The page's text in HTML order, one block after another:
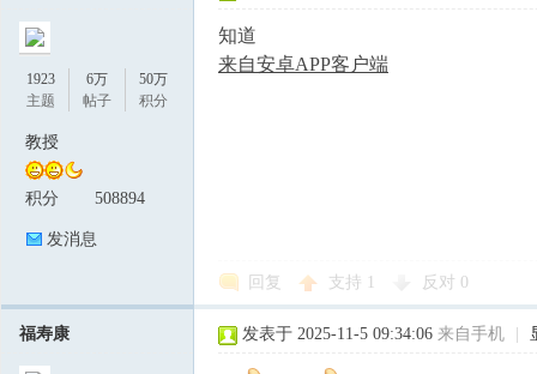
1923
主题
6万
帖子
50万
积分
教授
积分 508894
发消息
知道
来自安卓APP客户端
回复 支持 反对 0
福寿康 发表于 2025-11-5 09:34:06 来自手机